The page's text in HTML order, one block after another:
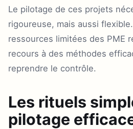
Le pilotage de ces projets
rigoureuse, mais aussi
ressources limitées des PME
recours à des méthodes
reprendre le contrôle.
Les rituels
pilotage